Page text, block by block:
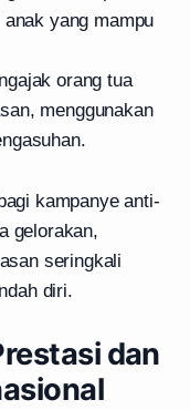
yang mampu
orang tua
menggunakan
kampanye anti-
gelorakan,
seringkali
diri.
dan